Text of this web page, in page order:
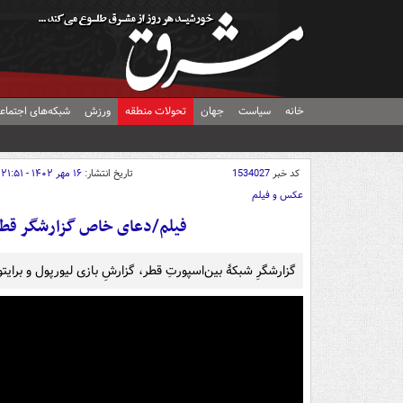
خانه سیاست جهان تحولات منطقه ورزش شبکه‌های
کد خبر1534027 تاریخ انتشار: ۱۶ مهر ۱۴۰۲ - ۲۱:۵۱
عکس و فیلم
فیلم/دعای خاص گزارشگر
گزارشگرِ شبکۀ بین‌اسپورتِ قطر، گزارشِ بازی لیورپول و